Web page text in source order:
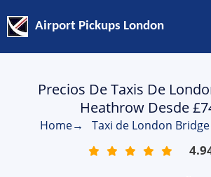
Airport Pickups London
Precios De Taxis De
Heathrow Desde
Home→ Taxi de London